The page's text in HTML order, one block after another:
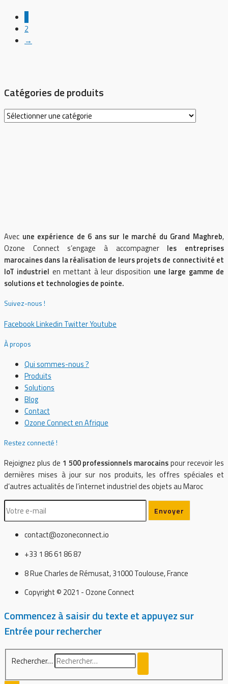
Catégories de produits
2
→
Avec une expérience de 6 ans sur le marché du Grand Maghreb,
Ozone Connect s’engage à accompagner les entreprises
marocaines dans la réalisation de leurs projets de connectivité et
IoT industriel en mettant à leur disposition une large gamme de
solutions et technologies de pointe.
Suivez-nous !
FacebookLinkedin TwitterYoutube
À propos
Qui sommes-nous ?
Produits
Solutions
Blog
Contact
Ozone Connect en Afrique
Restez connecté !
Rejoignez plus de 1 500 professionnels marocainspour recevoir les
dernières mises à jour sur nos produits, les offres spéciales et
d’autres actualités de l’internet industriel des objets au Maroc
contact@ozoneconnect.io
+33 1 86 61 86 87
8 Rue Charles de Rémusat, 31000 Toulouse, France
Copyright © 2021 - Ozone Connect
Commencez à saisir du texte et appuyez sur
Entrée pour rechercher
Rechercher…